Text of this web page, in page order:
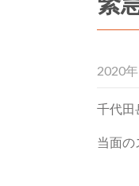
2020
千代田
当面の